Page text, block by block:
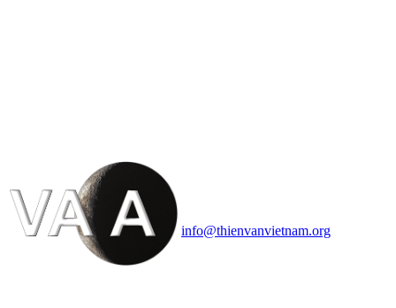
info@thienvanvietnam.org